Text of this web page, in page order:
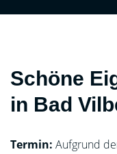
Schöne
in Bad
Termin: Aufgrund